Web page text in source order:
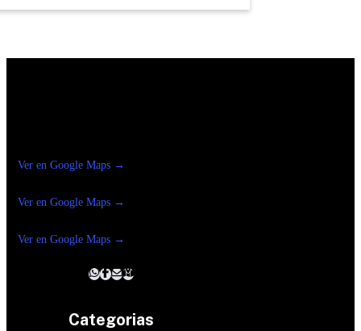
Ver en Google Maps →
Ver en Google Maps →
Ver en Google Maps →
Categorias